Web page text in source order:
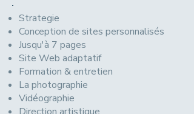
Strategie
Conception de sites personnalisés
Jusqu'à 7 pages
Site Web adaptatif
Formation & entretien
La photographie
Vidéographie